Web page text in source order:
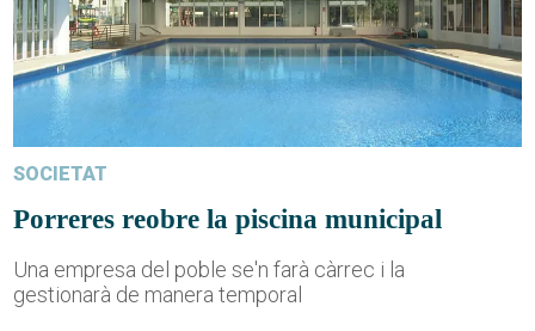
SOCIETAT
Porreres reobre la piscina municipal
Una empresa del poble se'n farà càrrec i la
gestionarà de manera temporal